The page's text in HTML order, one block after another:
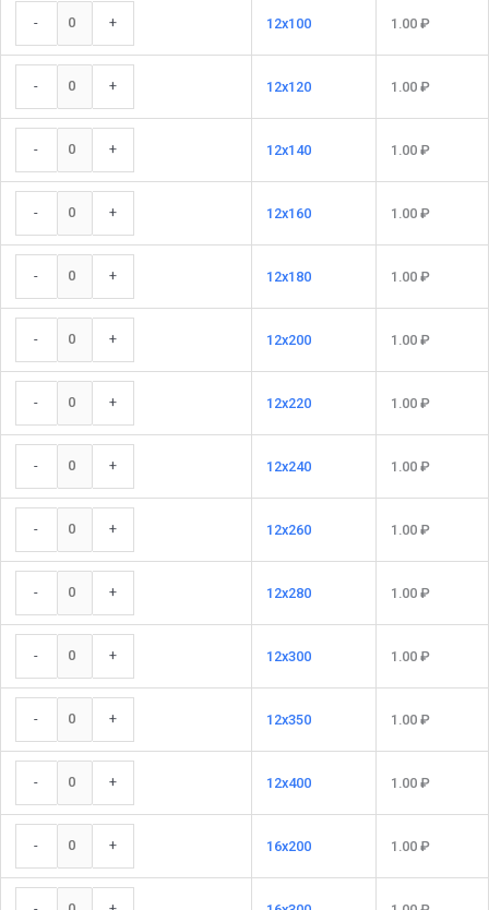
- + 12x100 1.00 ₽
- + 12x120 1.00 ₽
- + 12x140 1.00 ₽
- + 12x160 1.00 ₽
- + 12x180 1.00 ₽
- + 12x200 1.00 ₽
- + 12x220 1.00 ₽
- + 12x240 1.00 ₽
- + 12x260 1.00 ₽
- + 12x280 1.00 ₽
- + 12x300 1.00 ₽
- + 12x350 1.00 ₽
- + 12x400 1.00 ₽
- + 16x200 1.00 ₽